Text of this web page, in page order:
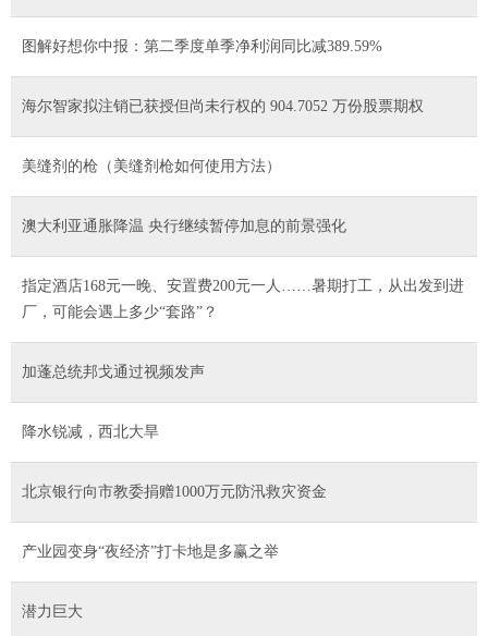
图解好想你中报：第二季度单季净利润同比减389.59%
海尔智家拟注销已获授但尚未行权的 904.7052 万份股票期权
美缝剂的枪（美缝剂枪如何使用方法）
澳大利亚通胀降温 央行继续暂停加息的前景强化
指定酒店168元一晚、安置费200元一人……暑期打工，从出发到进
厂，可能会遇上多少“套路”？
加蓬总统邦戈通过视频发声
降水锐减，西北大旱
北京银行向市教委捐赠1000万元防汛救灾资金
产业园变身“夜经济”打卡地是多赢之举
潜力巨大